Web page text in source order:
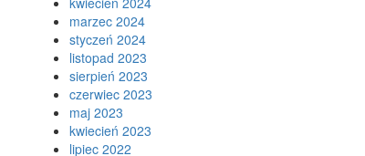
marzec 2024
styczeń 2024
listopad 2023
sierpień 2023
czerwiec 2023
maj 2023
kwiecień 2023
lipiec 2022